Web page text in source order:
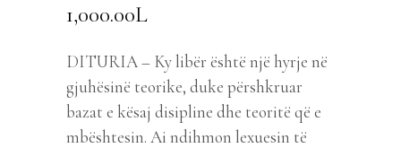
1,000.00L
DITURIA – Ky libër është një hyrje në
gjuhësinë teorike, duke përshkruar
bazat e kësaj disipline dhe teoritë që e
mbështesin. Ai ndihmon lexuesin të